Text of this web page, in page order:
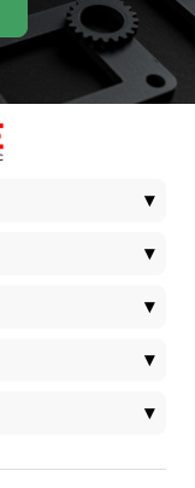
▾
▾
▾
▾
▾